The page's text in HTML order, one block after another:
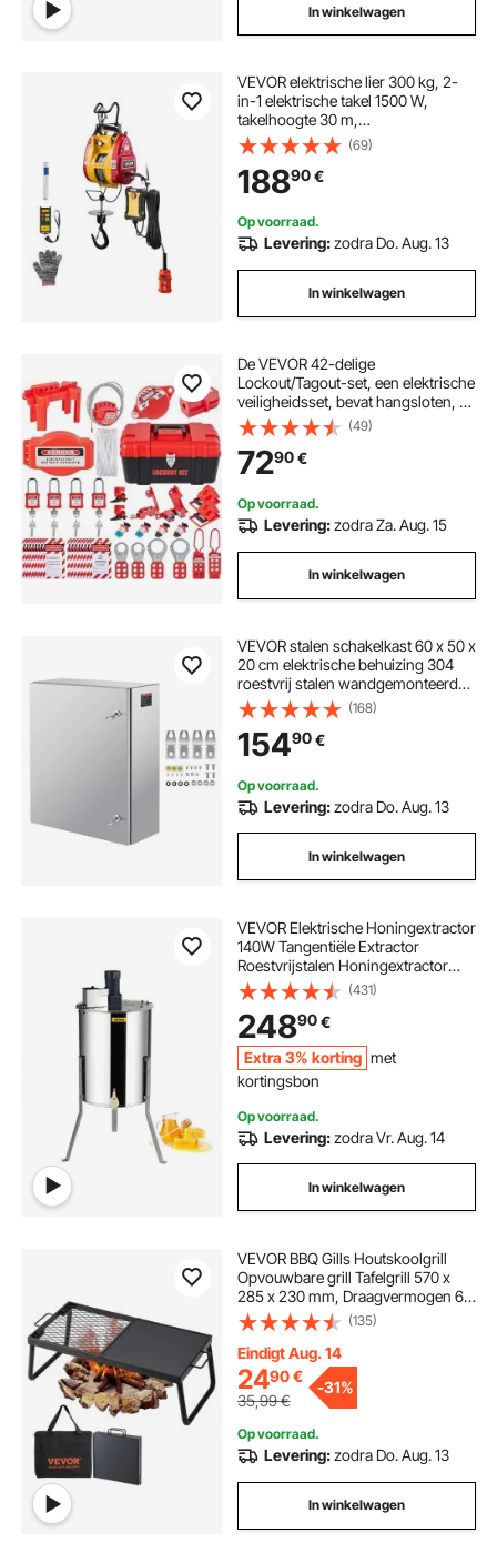
In winkelwagen
VEVOR elektrische lier 300 kg, 2-
in-1 elektrische takel 1500 W,
takelhoogte 30 m,
kabeltreksnelheid 18,9 m/min, met
bedrade en draadloze
afstandsbediening voor fabriek,
magazijn en garage
(69)
18890€
Op voorraad.
Levering:zodra Do. Aug. 13
In winkelwagen
De VEVOR 42-delige
Lockout/Tagout-set, een elektrische
veiligheidsset, bevat hangsloten, 5
soorten vergrendelingen,
sluitingen, labels en kabelbinders,
een doos en diverse
veiligheidsgereedschappen voor
het elimineren van elektrische
risico's in de industrie en bij
machines.
(49)
7290€
Op voorraad.
Levering:zodra Za. Aug. 15
In winkelwagen
VEVOR stalen schakelkast 60 x 50 x
20 cm elektrische behuizing 304
roestvrij stalen wandgemonteerde
behuizing voor elektrische en
elektronische apparatuur
buitenshuis IP66 waterdicht
(168)
15490€
Op voorraad.
Levering:zodra Do. Aug. 13
In winkelwagen
VEVOR Elektrische Honingextractor
140W Tangentiële Extractor
Roestvrijstalen Honingextractor
met 4/8 Frame, 45mm Honingklep,
1300RPM Elektrische
Honingextractor, 48x16/23cm
Honingraatformaat,
Imkeraccessoires
(431)
24890€
Extra 3% korting met
kortingsbon
Op voorraad.
Levering:zodra Vr. Aug. 14
In winkelwagen
VEVOR BBQ Gills Houtskoolgrill
Opvouwbare grill Tafelgrill 570 x
285 x 230 mm, Draagvermogen 6
kg Draagbare reisgrill Buitengrill
Campinggrill 300 ℃, Grillrooster +
Grillplaat voor tuinfeesten,
picknicks, terras
(135)
Eindigt Aug. 14
2490€
35,99€
-31%
Op voorraad.
Levering:zodra Do. Aug. 13
In winkelwagen